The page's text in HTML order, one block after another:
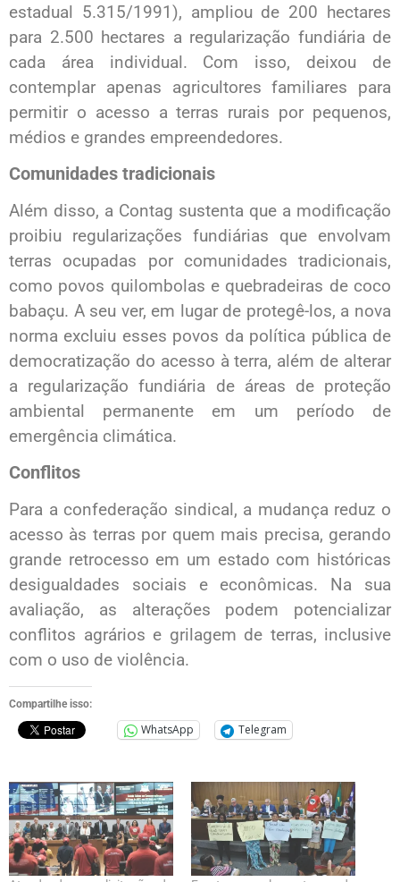
estadual 5.315/1991), ampliou de 200 hectares
para 2.500 hectares a regularização fundiária de
cada área individual. Com isso, deixou de
contemplar apenas agricultores familiares para
permitir o acesso a terras rurais por pequenos,
médios e grandes empreendedores.
Comunidades tradicionais
Além disso, a Contag sustenta que a modificação
proibiu regularizações fundiárias que envolvam
terras ocupadas por comunidades tradicionais,
como povos quilombolas e quebradeiras de coco
babaçu. A seu ver, em lugar de protegê-los, a nova
norma excluiu esses povos da política pública de
democratização do acesso à terra, além de alterar
a regularização fundiária de áreas de proteção
ambiental permanente em um período de
emergência climática.
Conflitos
Para a confederação sindical, a mudança reduz o
acesso às terras por quem mais precisa, gerando
grande retrocesso em um estado com históricas
desigualdades sociais e econômicas. Na sua
avaliação, as alterações podem potencializar
conflitos agrários e grilagem de terras, inclusive
com o uso de violência.
Compartilhe isso:
WhatsApp Telegram